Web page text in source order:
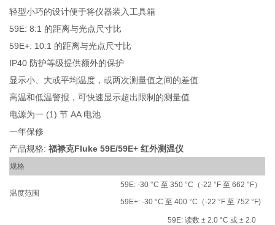
轻型小巧的设计便于将仪器装入工具箱
59E: 8:1 的距离与光点尺寸比
59E+: 10:1 的距离与光点尺寸比
IP40 防护等级提供额外的保护
显示小、大或平均温度，或两次测量值之间的差值
高温和低温警报，可快速显示超出限制的测量值
电源为一 (1) 节 AA 电池
一年保修
产品规格:福禄克Fluke 59E/59E+ 红外测温仪
规格
温度范围
59E: -30 °C 至 350 °C（-22 °F 至 662 °F）
59E+: -30 °C 至 400 °C（-22 °F 至 752 °F)
59E: 读数 ± 2.0 °C 或 ± 2.0